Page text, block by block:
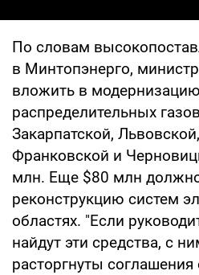
По словам
в Минтопэнерго,
вложить в модернизацию
распределительных
Закарпатской,
Франковской и
млн. Еще $80 млн
реконструкцию систем
областях. "Если
найдут эти средства, с
расторгнуты соглашения